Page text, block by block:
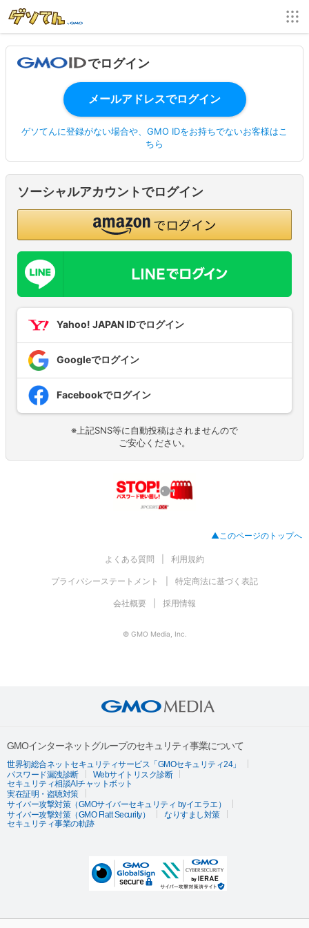
でログイン
ゲソてんに登録がない場合や、GMO IDをお持ちでないお客様はこ
ちら
ソーシャルアカウントでログイン
Yahoo! JAPAN IDでログイン
Googleでログイン
Facebookでログイン
※上記SNS等に自動投稿はされませんので
ご安心ください。
▲このページのトップへ
よくある質問 利用規約
プライバシーステートメント 特定商法に基づく表記
会社概要 採用情報
© GMO Media, Inc.
GMOインターネットグループのセキュリティ事業について
世界初総合ネットセキュリティサービス「GMOセキュリティ24」
パスワード漏洩診断
Webサイトリスク診断
セキュリティ相談AIチャットボット
実在証明・盗聴対策
サイバー攻撃対策（GMOサイバーセキュリティ byイエラエ）
サイバー攻撃対策（GMO Flatt Security）
なりすまし対策
セキュリティ事業の軌跡